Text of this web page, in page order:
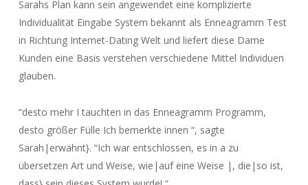
Sarahs Plan kann sein angewendet eine komplizierte
Individualität Eingabe System bekannt als Enneagramm Test
in Richtung Internet-Dating Welt und liefert diese Dame
Kunden eine Basis verstehen verschiedene Mittel Individuen
glauben.
“desto mehr I tauchten in das Enneagramm Programm,
desto größer Fülle Ich bemerkte innen “, sagte
Sarah|erwähnt}. “Ich war entschlossen, es in a zu
übersetzen Art und Weise, wie|auf eine Weise |, die|so ist,